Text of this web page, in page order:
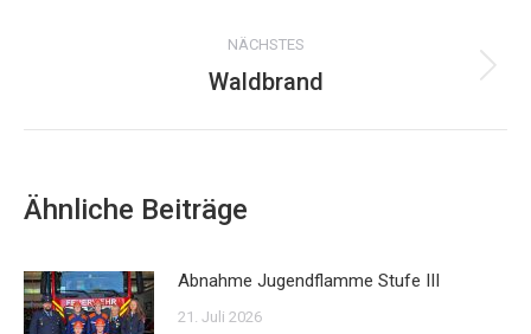
NÄCHSTES
Nächster
Waldbrand
Ähnliche Beiträge
Abnahme Jugendflamme Stufe III
21. Juli 2026